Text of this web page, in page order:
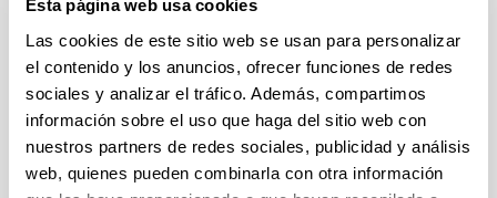
Esta página web usa cookies
Las cookies de este sitio web se usan para personalizar
el contenido y los anuncios, ofrecer funciones de redes
sociales y analizar el tráfico. Además, compartimos
información sobre el uso que haga del sitio web con
nuestros partners de redes sociales, publicidad y análisis
web, quienes pueden combinarla con otra información
CONGRESOINTERNACIONAL
MATCOMP21 - XXIV Congreso
Nacional de Materiales
Compuestos
Cuándo y dónde